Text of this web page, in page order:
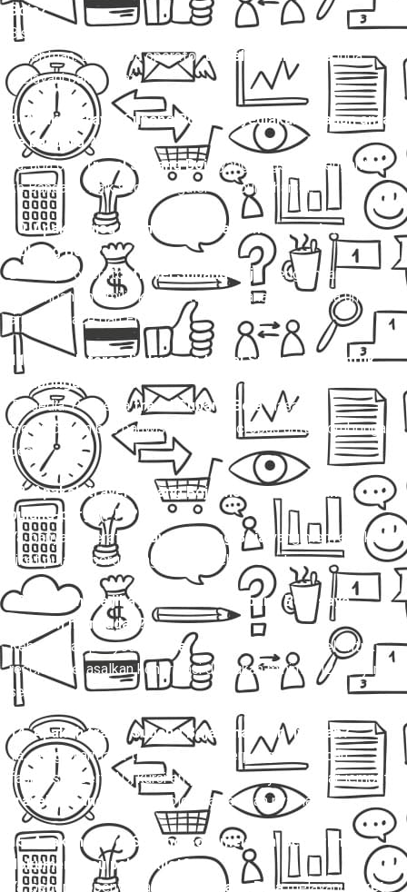
Boja?
Bisa, namun pastikan ukuran dan berat barang sesuai
ketentuan. Beberapa operatortravel Subang Bojajuga
melayani paket kilat.
9. Apakah travel Subang Boja menyediakan layanan antar
ke bandara ?
Ya, ada opsitravel Subang Boja
yang langsung mengantar
ke Bandara , baik secara reguler maupun charter.
10. Apakah bisa memilih kursi saat memesan travel
Subang Boja?
Beberapa operatortravel Subang Boja mengizinkan
penumpang memilih kursi saat pemesanan, terutama untuk
armada Hiace dan Elf.
11. Apakah tersedia layanan travel Subang Boja untuk
rombongan besar?
Tersedia. Penyediatravel Subang Bojabiasanya
menyediakan bus pariwisata atau microbus untuk rombongan
besar.
12. Apakah travel Subang Boja melayani perjalanan
pulang-pergi (PP)?
Ya, banyak operator
travel Subang Boja
yang menyediakan
tiket pulang-pergi dengan harga lebih hemat.
13. Bagaimana jika jadwal travel Subang Boja saya
berubah mendadak?
Kebanyakan penyedia
travel Subang Boja
fleksibel untuk
reschedule, asalkan konfirmasi dilakukan minimal 12–24 jam
sebelumnya.
14. Apakah travel Subang Boja aman dan nyaman?
Ya, dengan armada terawat, sopir berpengalaman, dan
fasilitas seperti AC, kursi empuk, serta layanan antar-jemput,
travel Subang Boja tergolong aman dan nyaman.
15. Apakah travel Subang Boja melayani pengiriman
dokumen atau paket kilat?
Ya, beberapa penyedia
travel Subang Bojamelayani paket